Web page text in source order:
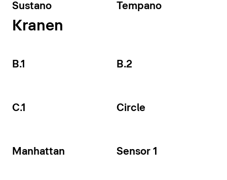
Sustano Tempano
Kranen
B.1 B.2
C.1 Circle
Manhattan Sensor 1